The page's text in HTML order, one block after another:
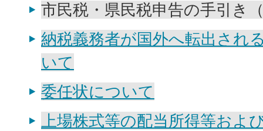
市民税・県民税申告の手引き
納税義務者が国外へ転出され
いて
委任状について
上場株式等の配当所得等およ